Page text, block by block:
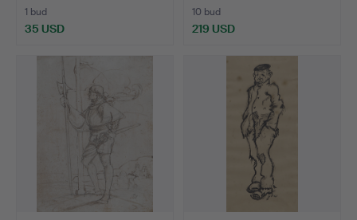
1 bud
35 USD
10 bud
219 USD